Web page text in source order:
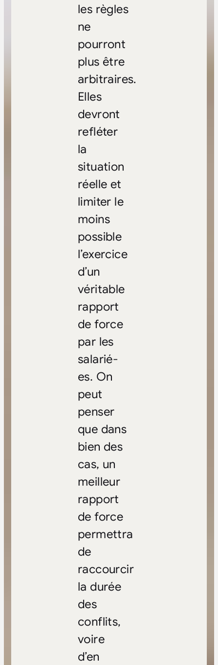
les règles
ne
pourront
plus être
arbitraires.
Elles
devront
refléter
la
situation
réelle et
limiter le
moins
possible
l’exercice
d’un
véritable
rapport
de force
par les
salarié-
es. On
peut
penser
que dans
bien des
cas, un
meilleur
rapport
de force
permettra
de
raccourcir
la durée
des
conflits,
voire
d’en